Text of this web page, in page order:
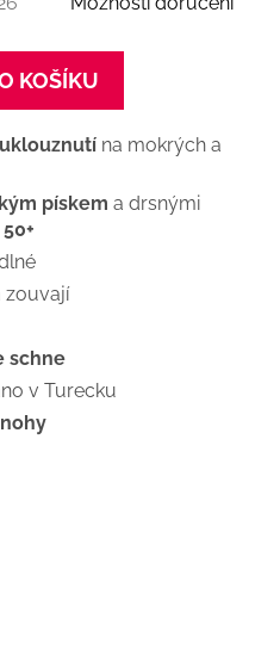
KOŠÍKU
na mokrých a
pískem a drsnými
zouvají
schne
v Turecku